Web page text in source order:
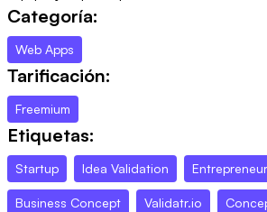
Categoría:
Web Apps
Tarificación:
Freemium
Etiquetas:
Startup Idea Validation Entrepreneur
Business Concept Validatr.io